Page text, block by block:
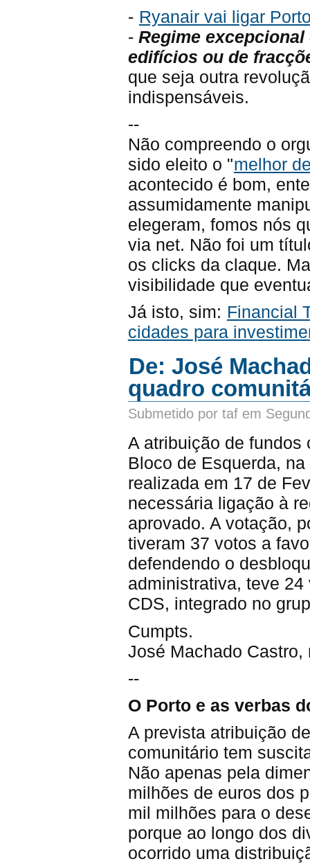
- Ryanair vai ligar
- Regime
edifícios ou de
que seja outra
indispensáveis.
--
Não compreendo o
sido eleito o "melhor
acontecido é bom,
assumidamente
elegeram, fomos nós
via net. Não foi um
os clicks da claque.
visibilidade que
Já isto, sim: Financial
cidades para
De: José
quadro
Submetido por taf em
A atribuição de
Bloco de Esquerda,
realizada em 17 de
necessária ligação à
aprovado. A votação,
tiveram 37 votos a
defendendo o
administrativa, teve
CDS, integrado no
Cumpts.
José Machado
--
O Porto e as verbas
A prevista atribuição
comunitário tem
Não apenas pela
milhões de euros dos
mil milhões para o
porque ao longo dos
ocorrido uma